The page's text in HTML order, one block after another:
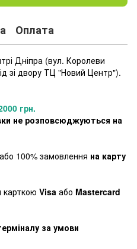
Оплата
Дніпра (вул. Королеви
зі двору ТЦ "Новий Центр").
грн.
не розповсюджуються на
100% замовлення на карту
карткою Visa або Mastercard
за умови